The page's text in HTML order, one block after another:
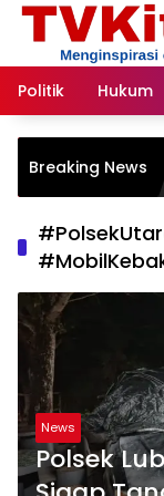
Langsung
Politik
Hukum
Breaking News
News
Polsek